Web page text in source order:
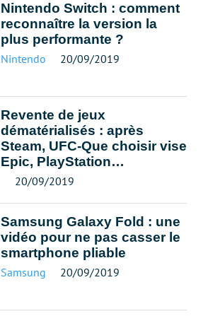
Nintendo Switch : comment
reconnaître la version la
plus performante ?
Nintendo 20/09/2019
Revente de jeux
dématérialisés : après
Steam, UFC-Que choisir vise
Epic, PlayStation…
20/09/2019
Samsung Galaxy Fold : une
vidéo pour ne pas casser le
smartphone pliable
Samsung 20/09/2019